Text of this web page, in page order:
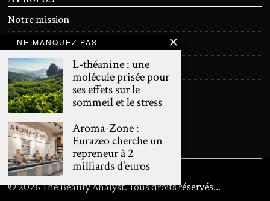
Notre mission
Devenir contributeur
Contact
Mentions légales
SUIVEZ NOUS
©2026The Beauty Analyst. Tous droits réservés...
NE MANQUEZ PAS
L-théanine : une
molécule prisée pour
ses effets sur le
sommeil et le stress
Aroma-Zone :
Eurazeo cherche un
repreneur à 2
milliards d’euros